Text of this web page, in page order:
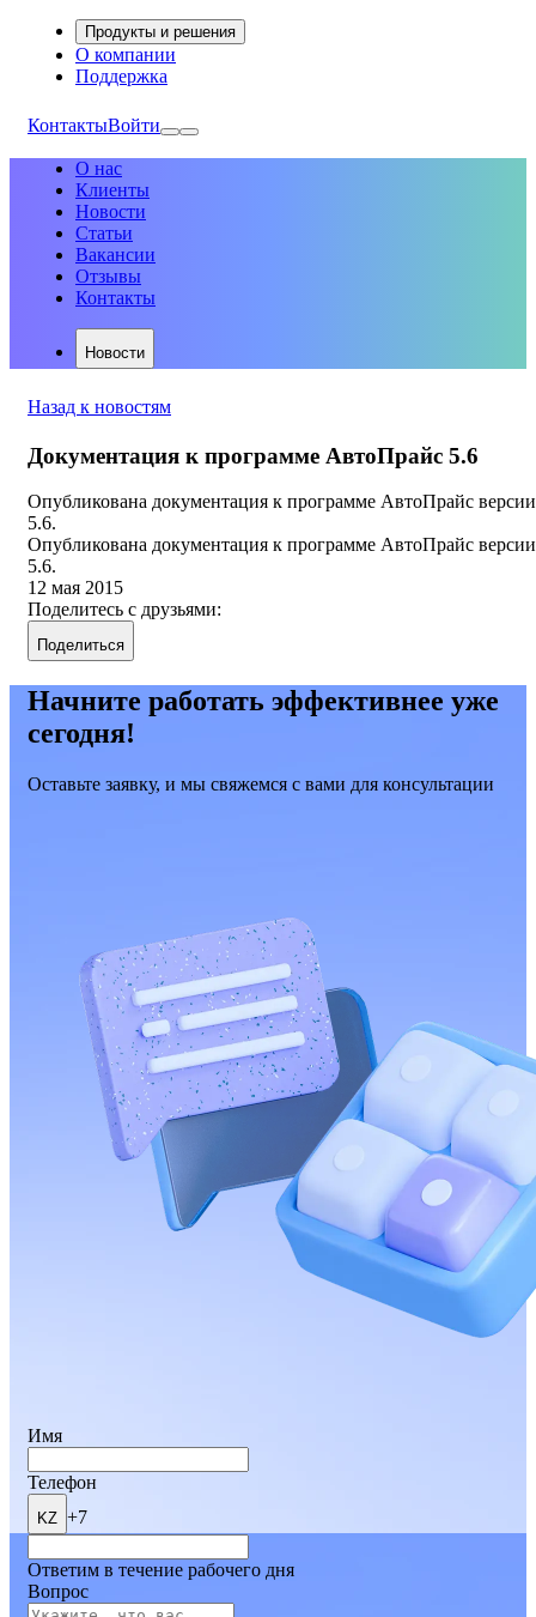
Продукты и решения
О компании
Поддержка
КонтактыВойти
О нас
Клиенты
Новости
Статьи
Вакансии
Отзывы
Контакты
Новости
Назад к новостям
Документация к программе АвтоПрайс 5.6
Опубликована документация к программе АвтоПрайс версии
5.6.
Опубликована документация к программе АвтоПрайс версии
5.6.
12 мая 2015
Поделитесь с друзьями:
Поделиться
Начните работать эффективнее уже
сегодня!
Оставьте заявку, и мы свяжемся с вами для консультации
Имя
Телефон
KZ +7
Ответим в течение рабочего дня
Вопрос